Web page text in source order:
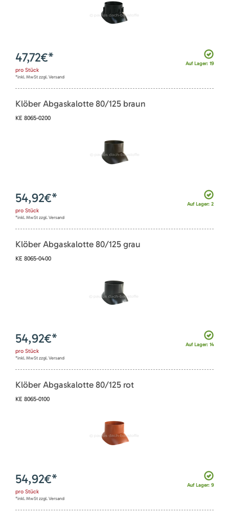
Auf Lager: 19
47,72€*
pro Stück
*inkl. MwSt zzgl. Versand
Klöber Abgaskalotte 80/125 braun
KE 8065-0200
Auf Lager: 2
54,92€*
pro Stück
*inkl. MwSt zzgl. Versand
Klöber Abgaskalotte 80/125 grau
KE 8065-0400
Auf Lager: 14
54,92€*
pro Stück
*inkl. MwSt zzgl. Versand
Klöber Abgaskalotte 80/125 rot
KE 8065-0100
Auf Lager: 9
54,92€*
pro Stück
*inkl. MwSt zzgl. Versand